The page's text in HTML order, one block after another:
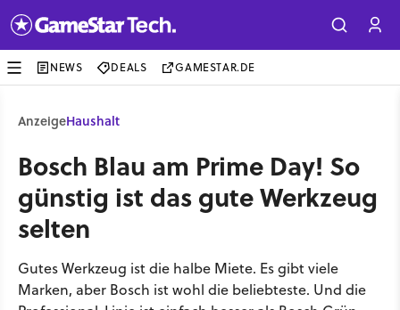
NEWS DEALS GAMESTAR.DE
AnzeigeHaushalt
Bosch Blau am Prime Day! So
günstig ist das gute Werkzeug
selten
Gutes Werkzeug ist die halbe Miete. Es gibt viele
Marken, aber Bosch ist wohl die beliebteste. Und die